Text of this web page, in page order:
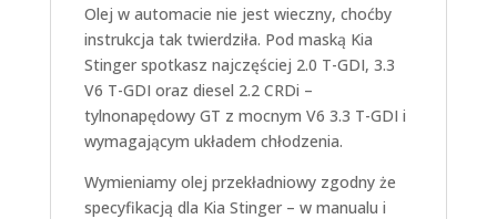
Olej w automacie nie jest wieczny, choćby
instrukcja tak twierdziła. Pod maską Kia
Stinger spotkasz najczęściej 2.0 T-GDI, 3.3
V6 T-GDI oraz diesel 2.2 CRDi –
tylnonapędowy GT z mocnym V6 3.3 T-GDI i
wymagającym układem chłodzenia.
Wymieniamy olej przekładniowy zgodny że
specyfikacją dla Kia Stinger – w manualu i